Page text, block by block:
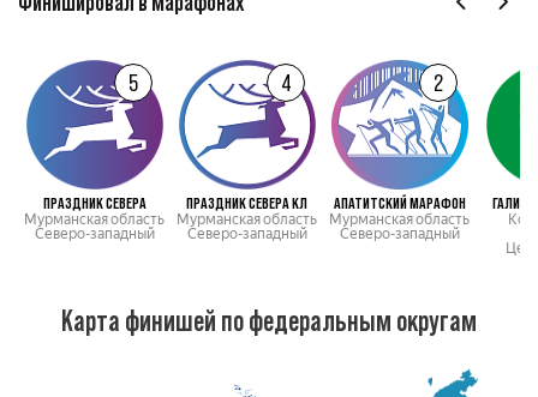
5
ПРАЗДНИК СЕВЕРА
Мурманская область
Северо-западный
4
ПРАЗДНИК СЕВЕРА КЛ
Мурманская область
Северо-западный
2
АПАТИТСКИЙ МАРАФОН
Мурманская область
Северо-западный
Карта финишей по федеральным округам